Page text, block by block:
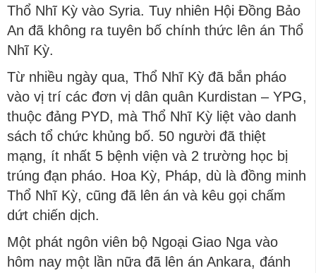
Thổ Nhĩ Kỳ vào Syria. Tuy nhiên Hội Đồng Bảo
An đã không ra tuyên bố chính thức lên án Thổ
Nhĩ Kỳ.
Từ nhiều ngày qua, Thổ Nhĩ Kỳ đã bắn pháo
vào vị trí các đơn vị dân quân Kurdistan – YPG,
thuộc đảng PYD, mà Thổ Nhĩ Kỳ liệt vào danh
sách tổ chức khủng bố. 50 người đã thiệt
mạng, ít nhất 5 bệnh viện và 2 trường học bị
trúng đạn pháo. Hoa Kỳ, Pháp, dù là đồng minh
Thổ Nhĩ Kỳ, cũng đã lên án và kêu gọi chấm
dứt chiến dịch.
Một phát ngôn viên bộ Ngoại Giao Nga vào
hôm nay một lần nữa đã lên án Ankara, đánh